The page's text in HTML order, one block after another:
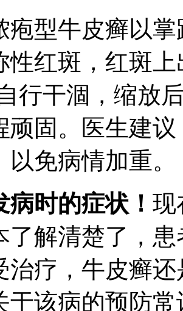
疱型牛皮癣以
性红斑，红斑
行干涸，缩放
顽固。医生建
免病情加重。
时的症状！ 现
了解清楚了，
治疗，牛皮癣
于该病的预防